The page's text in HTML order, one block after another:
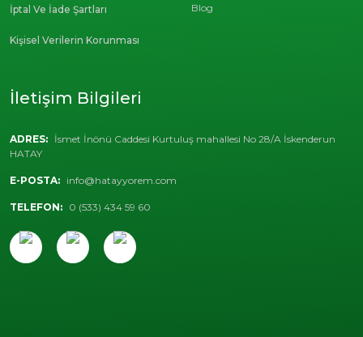
Blog
İptal Ve İade Şartları
Kişisel Verilerin Korunması
İletişim Bilgileri
ADRES: İsmet İnönü Caddesi Kurtuluş mahallesi No 28/A İskenderun
HATAY
E-POSTA: info@hatayyorem.com
TELEFON: 0 (533) 434 59 60